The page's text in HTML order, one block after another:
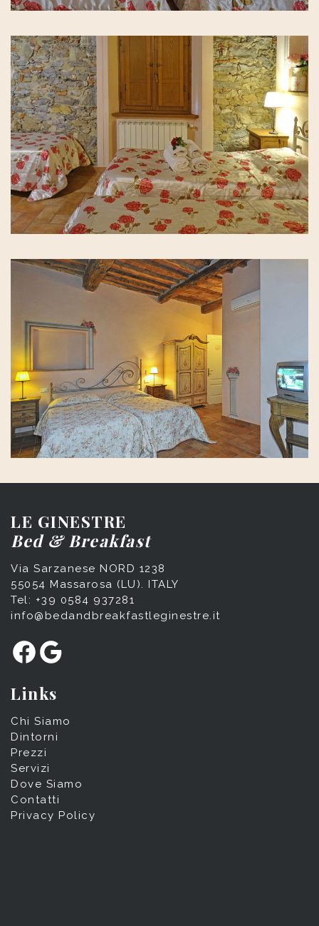
LE GINESTRE
Bed & Breakfast
Via Sarzanese NORD 1238
55054 Massarosa (LU). ITALY
Tel: +39 0584 937281
info@bedandbreakfastleginestre.it
Facebook Google
Links
Chi Siamo
Dintorni
Prezzi
Servizi
Dove Siamo
Contatti
Privacy Policy